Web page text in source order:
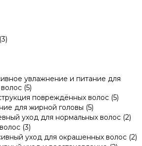
(3)
увлажнение и питание для
(5)
повреждённых волос (5)
для жирной головы (5)
уход для нормальных волос (2)
(3)
уход для окрашенных волос (2)